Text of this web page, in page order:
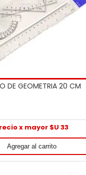
DE GEOMETRIA 20 CM
x mayor $U 33